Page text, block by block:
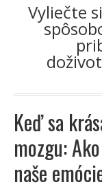
Vyliečte
Keď sa
mozgu:
naše